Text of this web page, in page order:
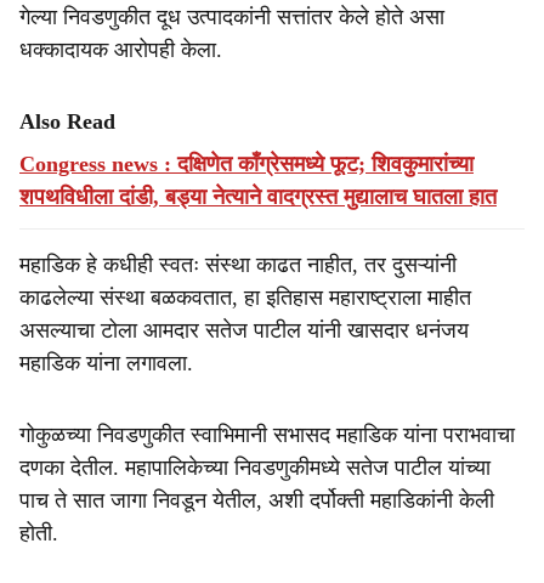
गेल्या निवडणुकीत दूध उत्पादकांनी सत्तांतर केले होते असा
धक्कादायक आरोपही केला.
Also Read
Congress news : दक्षिणेत काँग्रेसमध्ये फूट; शिवकुमारांच्या
शपथविधीला दांडी, बड्या नेत्याने वादग्रस्त मुद्यालाच घातला हात
महाडिक हे कधीही स्वतः संस्था काढत नाहीत, तर दुसऱ्यांनी
काढलेल्या संस्था बळकवतात, हा इतिहास महाराष्ट्राला माहीत
असल्याचा टोला आमदार सतेज पाटील यांनी खासदार धनंजय
महाडिक यांना लगावला.
गोकुळच्या निवडणुकीत स्वाभिमानी सभासद महाडिक यांना पराभवाचा
दणका देतील. महापालिकेच्या निवडणुकीमध्ये सतेज पाटील यांच्या
पाच ते सात जागा निवडून येतील, अशी दर्पोक्ती महाडिकांनी केली
होती.